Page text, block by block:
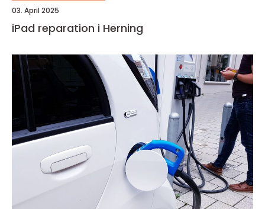
03. April 2025
iPad reparation i Herning